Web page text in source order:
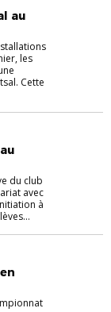
au
les
Cette
du club
avec
à